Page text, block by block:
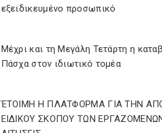
εξειδικευμένο προσωπικό
Μέχρι και τη Μεγάλη Τετάρτη η
Πάσχα στον ιδιωτικό τομέα
ΈΤΟΙΜΗ Η ΠΛΑΤΦΟΡΜΑ ΓΙΑ ΤΗΝ
ΕΙΔΙΚΟΥ ΣΚΟΠΟΥ ΤΩΝ